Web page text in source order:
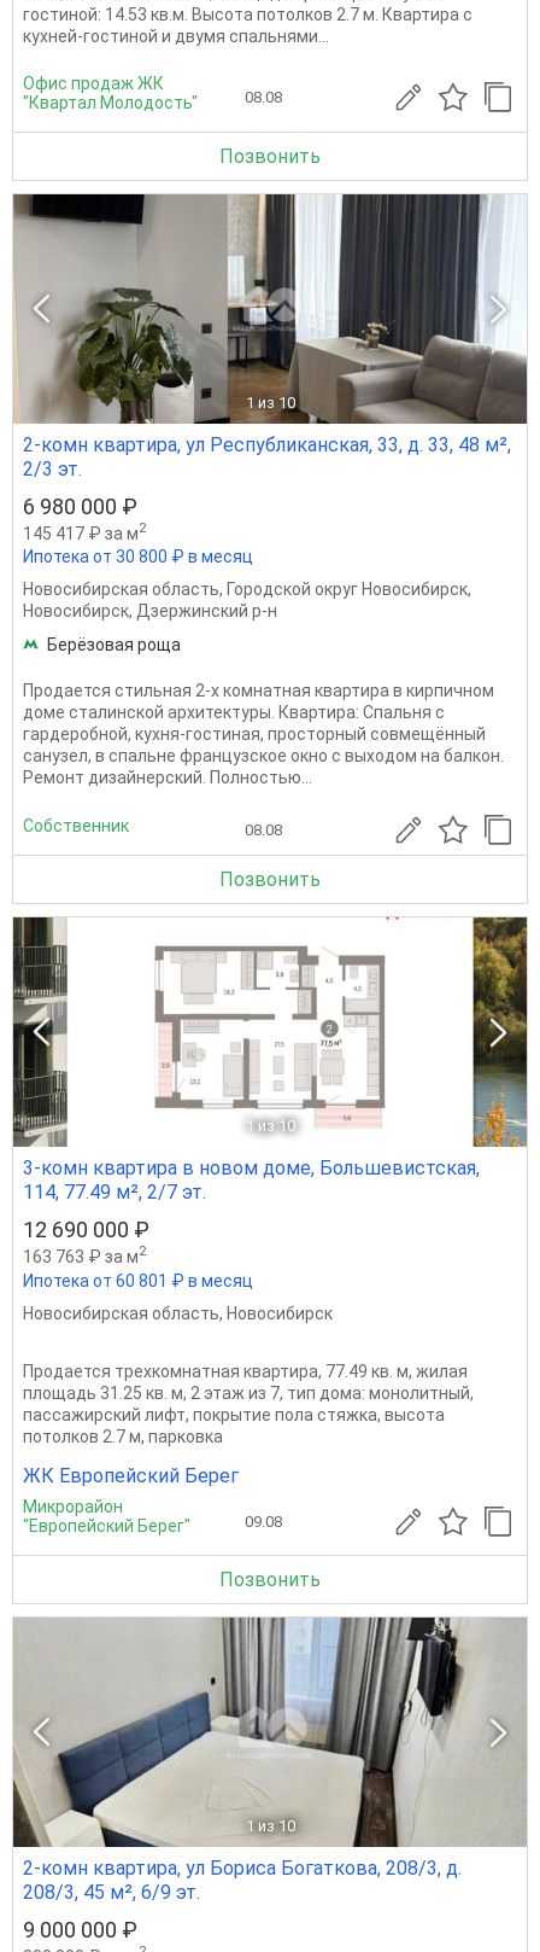
гостиной: 14.53 кв.м. Высота потолков 2.7 м. Квартира с
кухней-гостиной и двумя спальнями...
Офис продаж ЖК
"Квартал Молодость"
08.08
Позвонить
1 из 10
2-комн квартира, ул Республиканская, 33, д. 33, 48 м²,
2/3 эт.
6 980 000 ₽
145 417 ₽ за м2
Ипотека от 30 800 ₽ в месяц
Новосибирская область, Городской округ Новосибирск,
Новосибирск, Дзержинский р-н
Берёзовая роща
Продается стильная 2-х комнатная квартира в кирпичном
доме сталинской архитектуры. Квартира: Спальня с
гардеробной, кухня-гостиная, просторный совмещённый
санузел, в спальне французское окно с выходом на балкон.
Ремонт дизайнерский. Полностью...
Собственник 08.08
Позвонить
1 из 10
3-комн квартира в новом доме, Большевистская,
114, 77.49 м², 2/7 эт.
12 690 000 ₽
163 763 ₽ за м2
Ипотека от 60 801 ₽ в месяц
Новосибирская область, Новосибирск
Продается трехкомнатная квартира, 77.49 кв. м, жилая
площадь 31.25 кв. м, 2 этаж из 7, тип дома: монолитный,
пассажирский лифт, покрытие пола стяжка, высота
потолков 2.7 м, парковка
ЖК Европейский Берег
Микрорайон
"Европейский Берег"
09.08
Позвонить
1 из 10
2-комн квартира, ул Бориса Богаткова, 208/3, д.
208/3, 45 м², 6/9 эт.
9 000 000 ₽